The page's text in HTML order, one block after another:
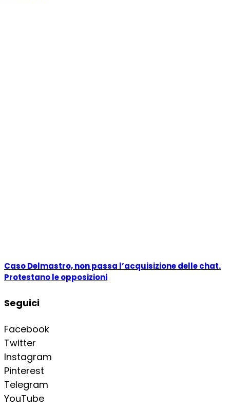
Caso Delmastro, non passa l’acquisizione delle chat.
Protestano le opposizioni
Seguici
Facebook
Twitter
Instagram
Pinterest
Telegram
YouTube